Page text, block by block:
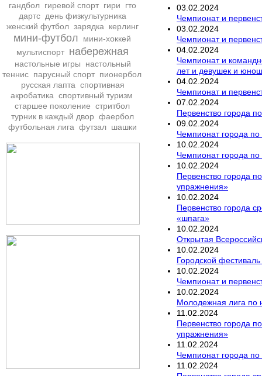
гандбол гиревой спорт гири
гто
дартс день физкультурника
женский футбол зарядка керлинг
мини-футбол
мини-хоккей
мультиспорт набережная
настольные игры
настольный
теннис парусный спорт пионербол
русская лапта спортивная
акробатика спортивный туризм
старшее поколение стритбол
турник в каждый двор фаербол
футбольная лига футзал шашки
03 02 2024
Чемпионат и
03 02 2024
Чемпионат и
04 02 2024
Чемпионат и
лет и девушек и
04 02 2024
Чемпионат и
07 02 2024
Первенство города
09 02 2024
Чемпионат города
10 02 2024
Чемпионат города
10 02 2024
Первенство города
упражнения»
10 02 2024
Первенство города
«шпага»
10 02 2024
Открытая
10 02 2024
Городской
10 02 2024
Чемпионат и
10 02 2024
Молодежная лига по
11 02 2024
Первенство города
упражнения»
11 02 2024
Чемпионат города
11 02 2024